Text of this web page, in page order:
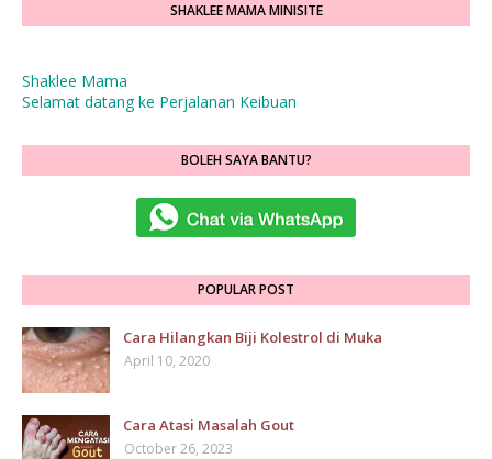
SHAKLEE MAMA MINISITE
Shaklee Mama
Selamat datang ke Perjalanan Keibuan
BOLEH SAYA BANTU?
POPULAR POST
Cara Hilangkan Biji Kolestrol di Muka
April 10, 2020
Cara Atasi Masalah Gout
October 26, 2023